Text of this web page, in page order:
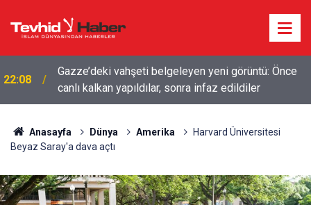
22:08
Gazze’deki vahşeti belgeleyen yeni görüntü: Önce
canlı kalkan yapıldılar, sonra infaz edildiler
HAMAS ANLAŞMAYA BAĞLILIĞINI YİNELEDİ:
SÖZDE GARANTÖRLER NETANYAHU’YA NEDEN
Anasayfa Dünya Amerika
Harvard Üniversitesi
Beyaz Saray'a dava açtı